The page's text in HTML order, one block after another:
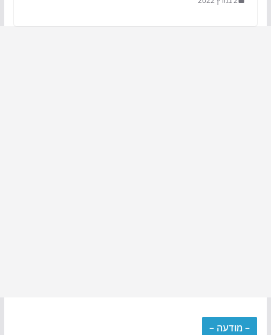
– מודעה –